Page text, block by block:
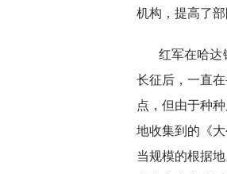
机构，提高了
红军在哈达
长征后，一直
点，但由于种
地收集到的《
当规模的根据